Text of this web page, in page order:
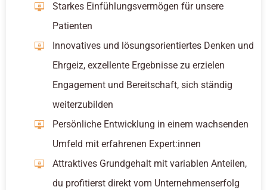
Starkes Einfühlungsvermögen für unsere
Patienten
Innovatives und lösungsorientiertes Denken und
Ehrgeiz, exzellente Ergebnisse zu erzielen
Engagement und Bereitschaft, sich ständig
weiterzubilden
Persönliche Entwicklung in einem wachsenden
Umfeld mit erfahrenen Expert:innen
Attraktives Grundgehalt mit variablen Anteilen,
du profitierst direkt vom Unternehmenserfolg